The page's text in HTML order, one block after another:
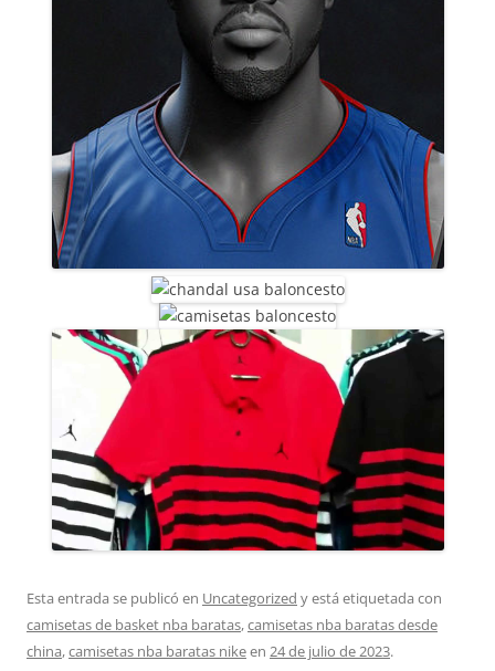
Esta entrada se publicó en Uncategorized y está etiquetada con
camisetas de basket nba baratas,camisetas nba baratas desde
china,camisetas nba baratas nikeen 24 de julio de 2023.